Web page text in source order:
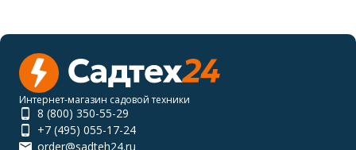
Интернет-магазин садовой техники
8 (800) 350-55-29
+7 (495) 055-17-24
order@sadteh24.ru